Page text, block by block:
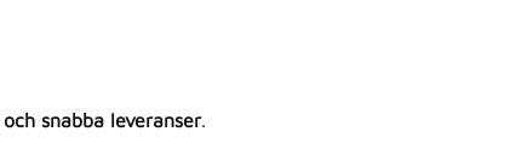
snabba leveranser.